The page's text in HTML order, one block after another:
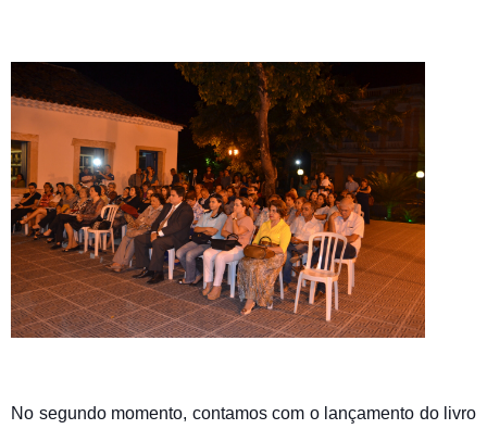
No segundo momento, contamos com o lançamento do livro